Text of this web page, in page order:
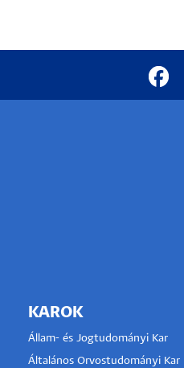
KAROK
Állam- és Jogtudományi Kar
Általános Orvostudományi Kar